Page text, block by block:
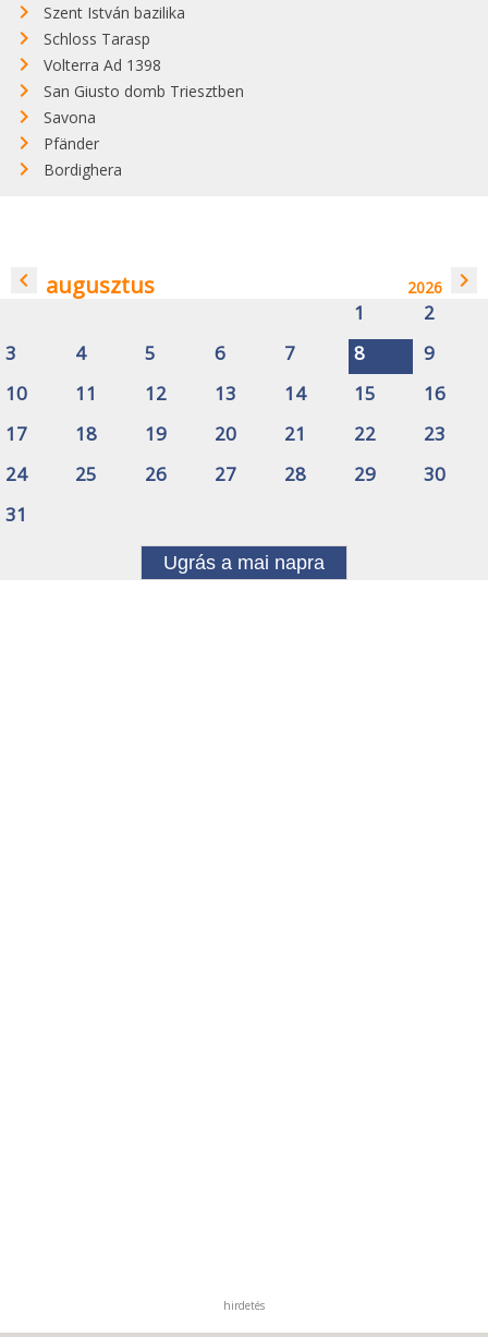
Szent István bazilika
Schloss Tarasp
Volterra Ad 1398
San Giusto domb Triesztben
Savona
Pfänder
Bordighera
navigate_before augusztus 2026 navigate_next
1
2
3
4 5 6 7 8
9
10
11 12 13 14 15
16
17
18 19 20 21 22
23
24
25 26 27 28 29
30
31
Ugrás a mai napra
hirdetés